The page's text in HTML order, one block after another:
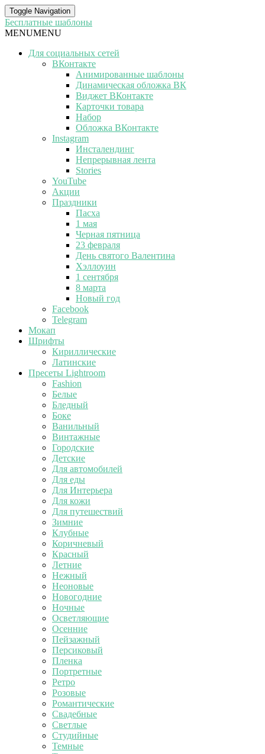
Toggle Navigation
Бесплатные шаблоны
MENUMENU
Для социальных сетей
ВКонтакте
Анимированные шаблоны
Динамическая обложка ВК
Виджет ВКонтакте
Карточки товара
Набор
Обложка ВКонтакте
Instagram
Инсталендинг
Непрерывная лента
Stories
YouTube
Акции
Праздники
Пасха
1 мая
Черная пятница
23 февраля
День святого Валентина
Хэллоуин
1 сентября
8 марта
Новый год
Facebook
Telegram
Мокап
Шрифты
Кириллические
Латинские
Пресеты Lightroom
Fashion
Белые
Бледный
Боке
Ванильный
Винтажные
Городские
Детские
Для автомобилей
Для еды
Для Интерьера
Для кожи
Для путешествий
Зимние
Клубные
Коричневый
Красный
Летние
Нежный
Неоновые
Новогодние
Ночные
Осветляющие
Осенние
Пейзажный
Персиковый
Пленка
Портретные
Ретро
Розовые
Романтические
Свадебные
Светлые
Студийные
Темные